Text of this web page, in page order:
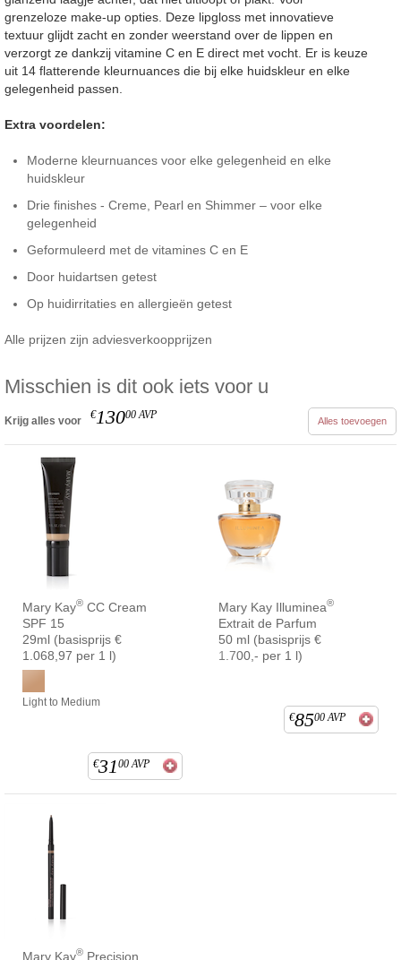
grenzeloze make-up opties. Deze lipgloss met innovatieve
textuur glijdt zacht en zonder weerstand over de lippen en
verzorgt ze dankzij vitamine C en E direct met vocht. Er is keuze
uit 14 flatterende kleurnuances die bij elke huidskleur en elke
gelegenheid passen.
Extra voordelen:
Moderne kleurnuances voor elke gelegenheid en elke
huidskleur
Drie finishes - Creme, Pearl en Shimmer – voor elke
gelegenheid
Geformuleerd met de vitamines C en E
Door huidartsen getest
Op huidirritaties en allergieën getest
Alle prijzen zijn adviesverkoopprijzen
Misschien is dit ook iets voor u
Krijg alles voor €13000 AVP Alles toevoegen
Mary Kay® CC Cream
SPF 15
29ml (basisprijs €
1.068,97 per 1 l)
Light to Medium
€31 00 AVP
Mary Kay Illuminea®
Extrait de Parfum
50 ml (basisprijs €
1.700,- per 1 l)
€8500 AVP
Mary Kay® Precision